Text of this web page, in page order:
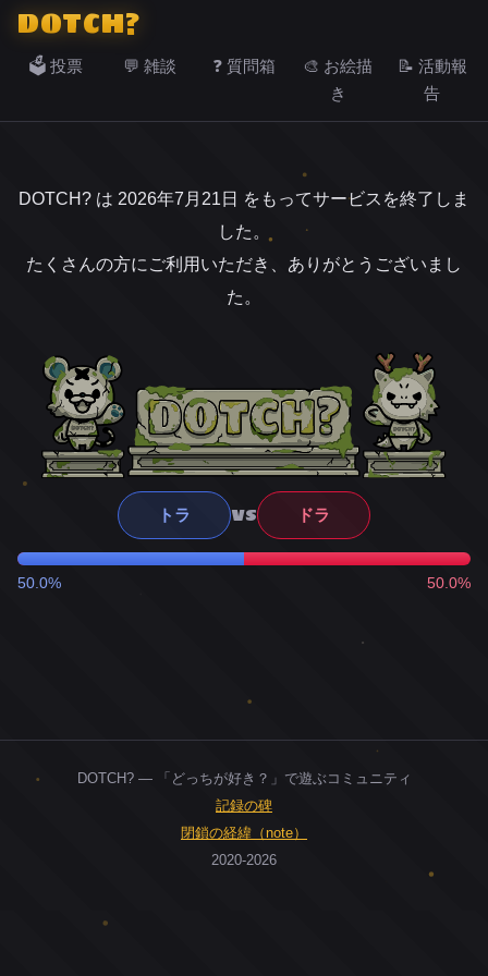
DOTCH?
🗳️ 投票 💬 雑談 ❓ 質問箱
🎨 お絵描
き
📝 活動報
告
DOTCH? は 2026年7月21日 をもってサービスを終了しま
した。
たくさんの方にご利用いただき、ありがとうございまし
た。
トラ VS ドラ
50.0% 50.0%
DOTCH? — 「どっちが好き？」で遊ぶコミュニティ
記録の碑
閉鎖の経緯（note）
2020-2026